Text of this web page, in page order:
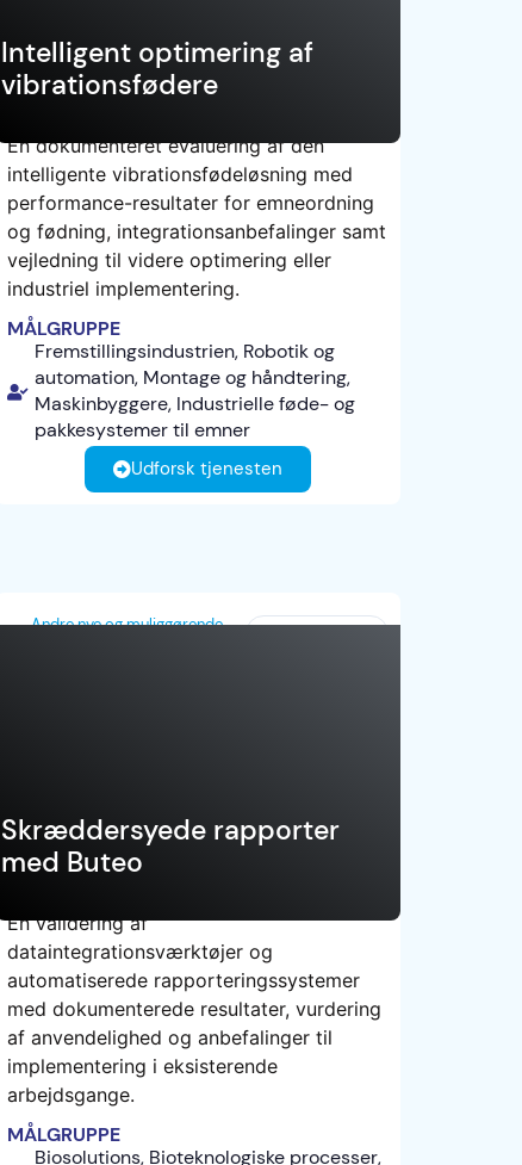
Intelligent optimering af
vibrationsfødere
EKSPERIMENT
En dokumenteret evaluering af den
intelligente vibrationsfødeløsning med
performance-resultater for emneordning
og fødning, integrationsanbefalinger samt
vejledning til videre optimering eller
industriel implementering.
MÅLGRUPPE
Fremstillingsindustrien, Robotik og
automation, Montage og håndtering,
Maskinbyggere, Industrielle føde- og
pakkesystemer til emner
Udforsk tjenesten
Andre nye og muliggørende
Skræddersyede rapporter
med Buteo
TEST
En validering af
dataintegrationsværktøjer og
automatiserede rapporteringssystemer
med dokumenterede resultater, vurdering
af anvendelighed og anbefalinger til
implementering i eksisterende
arbejdsgange.
MÅLGRUPPE
Biosolutions, Bioteknologiske processer,